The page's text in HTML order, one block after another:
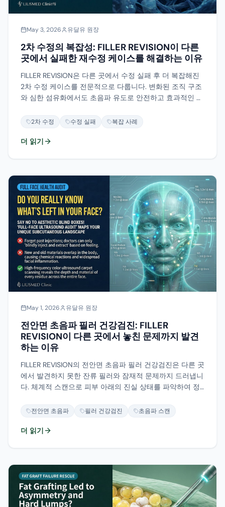
May 3, 2026 유달유 원장
2차 수정의 복잡성: FILLER REVISION이 다른
곳에서 실패한 재수정 케이스를 해결하는 이유
FILLER REVISION은 다른 곳에서 수정 실패 후 더 복잡해진
2차 수정 케이스를 전문적으로 다룹니다. 변화된 조직 구조
와 심한 섬유화에서도 초음파 유도로 안전하고 효과적인 재
2차 수정 수정 실패 복잡 사례
더 읽기
May 1, 2026 유달유 원장
전안면 초음파 필러 건강검진: FILLER
REVISION이 다른 곳에서 놓친 문제까지 발견
하는 이유
FILLER REVISION의 전안면 초음파 필러 건강검진은 다른 곳
에서 발견하지 못한 잔류 필러와 잠재적 문제까지 드러냅니
다. 체계적 스캔으로 피부 아래의 진실 상태를 파악하여 정
전안면 초음파 필러 건강검진 초음파 스캔
더 읽기